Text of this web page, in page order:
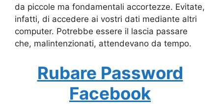
da piccole ma fondamentali accortezze. Evitate,
infatti, di accedere ai vostri dati mediante altri
computer. Potrebbe essere il lascia passare
che, malintenzionati, attendevano da tempo.
Rubare Password
Facebook